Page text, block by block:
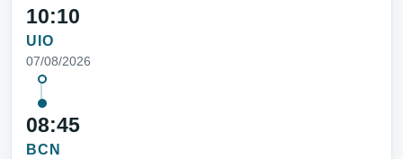
10:10
UIO
07/08/2026
08:45
BCN